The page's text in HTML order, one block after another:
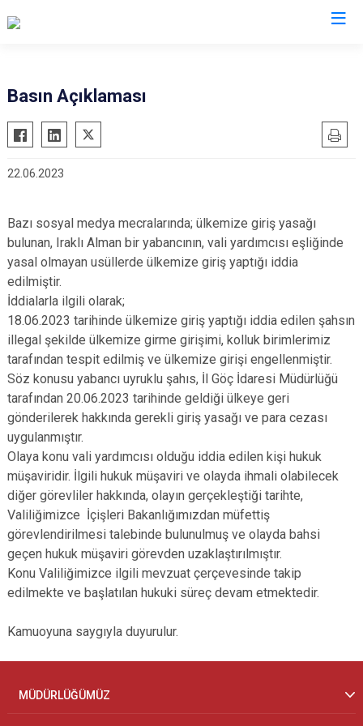
Basın Açıklaması
22.06.2023
Bazı sosyal medya mecralarında; ülkemize giriş yasağı
bulunan, Iraklı Alman bir yabancının, vali yardımcısı eşliğinde
yasal olmayan usüllerde ülkemize giriş yaptığı iddia
edilmiştir.
İddialarla ilgili olarak;
18.06.2023 tarihinde ülkemize giriş yaptığı iddia edilen şahsın
illegal şekilde ülkemize girme girişimi, kolluk birimlerimiz
tarafından tespit edilmiş ve ülkemize girişi engellenmiştir.
Söz konusu yabancı uyruklu şahıs, İl Göç İdaresi Müdürlüğü
tarafından 20.06.2023 tarihinde geldiği ülkeye geri
gönderilerek hakkında gerekli giriş yasağı ve para cezası
uygulanmıştır.
Olaya konu vali yardımcısı olduğu iddia edilen kişi hukuk
müşaviridir. İlgili hukuk müşaviri ve olayda ihmali olabilecek
diğer görevliler hakkında, olayın gerçekleştiği tarihte,
Valiliğimizce İçişleri Bakanlığımızdan müfettiş
görevlendirilmesi talebinde bulunulmuş ve olayda bahsi
geçen hukuk müşaviri görevden uzaklaştırılmıştır.
Konu Valiliğimizce ilgili mevzuat çerçevesinde takip
edilmekte ve başlatılan hukuki süreç devam etmektedir.
Kamuoyuna saygıyla duyurulur.
MÜDÜRLÜĞÜMÜZ